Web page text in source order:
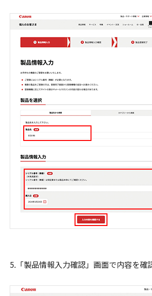
5.「製品情報入力確認」画面で内容を確